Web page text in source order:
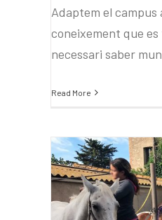
Adaptem el
coneixement que
necessari saber
Read More